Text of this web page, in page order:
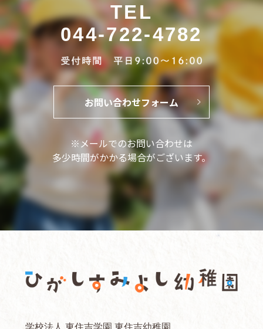
TEL
044-722-4782
お問い合わせフォーム
※メールでのお問い合わせは
多少時間がかかる場合がございます。